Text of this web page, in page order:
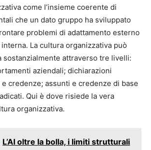
come l’insieme coerente di
che un dato gruppo ha sviluppato
problemi di adattamento esterno
La cultura organizzativa può
sostanzialmente attraverso tre livelli:
aziendali; dichiarazioni
credenze; assunti e credenze di base
Qui è dove risiede la vera
organizzativa.
L’AI oltre la bolla, i limiti strutturali